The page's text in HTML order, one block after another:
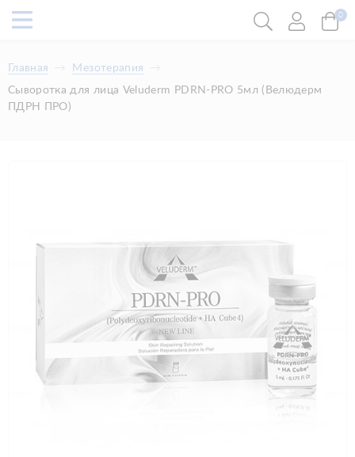
0
Главная
Мезотерапия
Сыворотка для лица Veluderm PDRN-PRO 5мл (Велюдерм
ПДРН ПРО)